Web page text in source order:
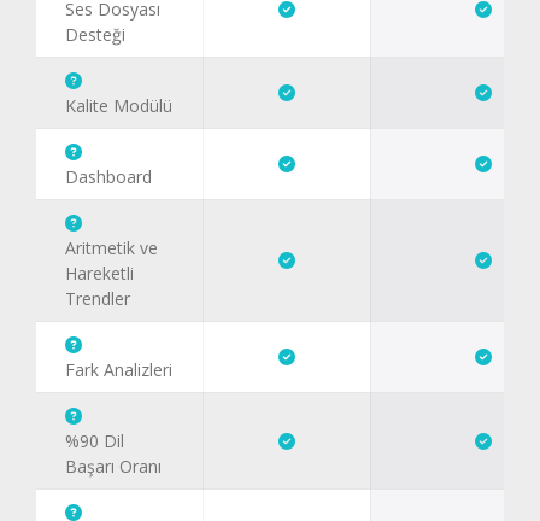
Ses Dosyası
Desteği
Kalite Modülü
Dashboard
Aritmetik ve
Hareketli
Trendler
Fark Analizleri
%90 Dil
Başarı Oranı